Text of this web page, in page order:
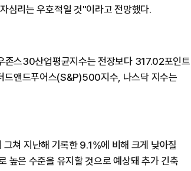
심리는 우호적일 것"이라고 전망했다.
존스30산업평균지수는 전장보다 317.02포인트
앤드푸어스(S&P)500지수, 나스닥 지수는
쳐 지난해 기록한 9.1%에 비해 크게 낮아질
높은 수준을 유지할 것으로 예상돼 추가 긴축